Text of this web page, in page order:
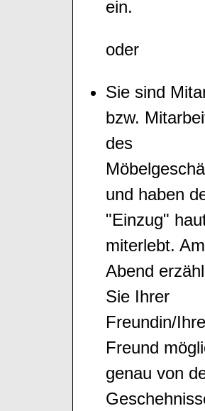
ein.
oder
Sie sind
bzw.
des
und haben
"Einzug"
miterlebt. Am
Abend
Sie Ihrer
Freundin/
Freund
genau von